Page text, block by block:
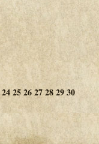
24252627282930